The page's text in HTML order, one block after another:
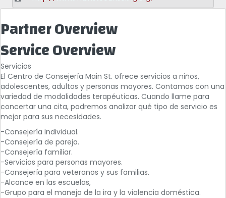
Partner Overview
Service Overview
Servicios
El Centro de Consejería Main St. ofrece servicios a niños,
adolescentes, adultos y personas mayores. Contamos con una
variedad de modalidades terapéuticas. Cuando llame para
concertar una cita, podremos analizar qué tipo de servicio es
mejor para sus necesidades.
-Consejería Individual.
-Consejería de pareja.
-Consejería familiar.
-Servicios para personas mayores.
-Consejería para veteranos y sus familias.
-Alcance en las escuelas,
-Grupo para el manejo de la ira y la violencia doméstica.